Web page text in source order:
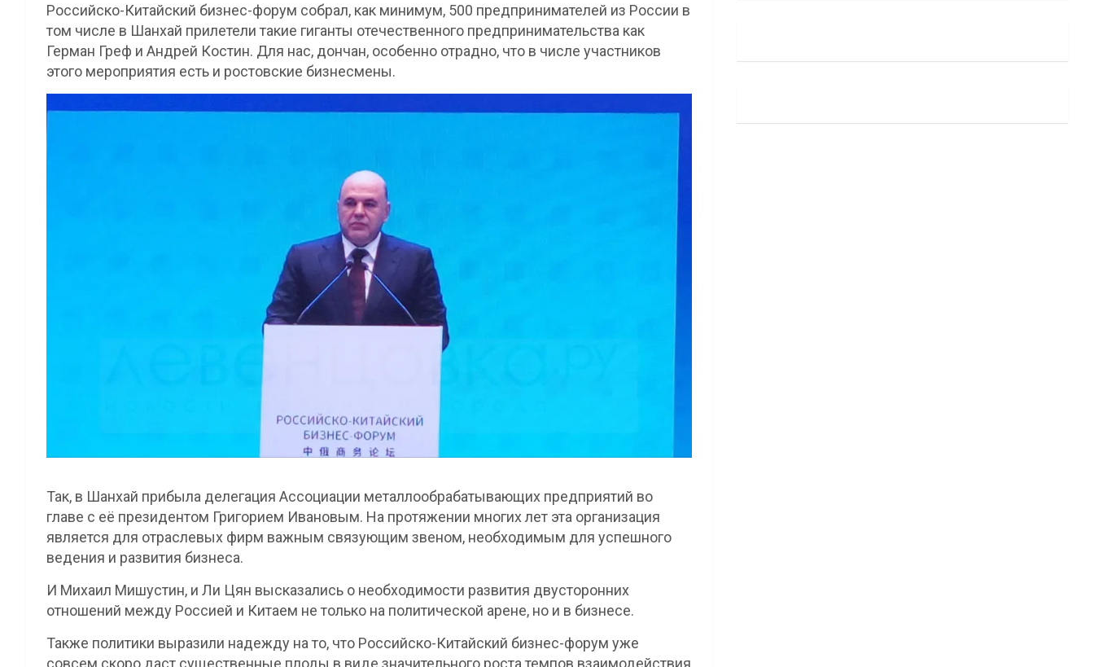
Российско-Китайский бизнес-форум собрал, как минимум, 500 предпринимателей из России в
том числе в Шанхай прилетели такие гиганты отечественного предпринимательства как
Герман Греф и Андрей Костин. Для нас, дончан, особенно отрадно, что в числе участников
этого мероприятия есть и ростовские бизнесмены.
Так, в Шанхай прибыла делегация Ассоциации металлообрабатывающих предприятий во
главе с её президентом Григорием Ивановым. На протяжении многих лет эта организация
является для отраслевых фирм важным связующим звеном, необходимым для успешного
ведения и развития бизнеса.
И Михаил Мишустин, и Ли Цян высказались о необходимости развития двусторонних
отношений между Россией и Китаем не только на политической арене, но и в бизнесе.
Также политики выразили надежду на то, что Российско-Китайский бизнес-форум уже
совсем скоро даст существенные плоды в виде значительного роста темпов взаимодействия